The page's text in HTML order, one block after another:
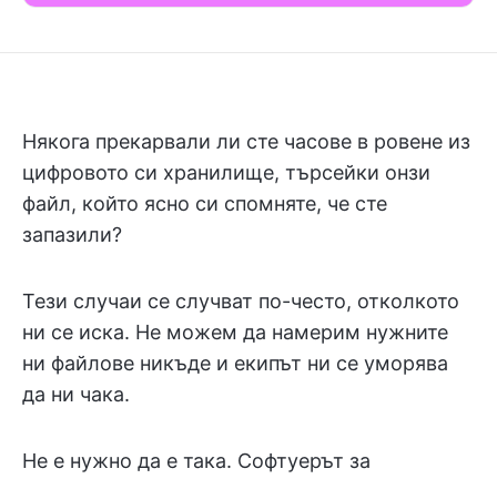
Някога прекарвали ли сте часове в ровене из
цифровото си хранилище, търсейки онзи
файл, който ясно си спомняте, че сте
запазили?
Тези случаи се случват по-често, отколкото
ни се иска. Не можем да намерим нужните
ни файлове никъде и екипът ни се уморява
да ни чака.
Не е нужно да е така. Софтуерът за